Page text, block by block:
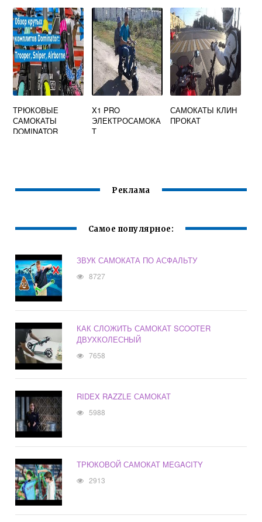
ТРЮКОВЫЕ
САМОКАТЫ
DOMINATOR
X1 PRO
ЭЛЕКТРОСАМОКА
Т
САМОКАТЫ КЛИН
ПРОКАТ
Реклама
Самое популярное:
ЗВУК САМОКАТА ПО АСФАЛЬТУ
8727
КАК СЛОЖИТЬ САМОКАТ SCOOTER
ДВУХКОЛЕСНЫЙ
7658
RIDEX RAZZLE САМОКАТ
5988
ТРЮКОВОЙ САМОКАТ MEGACITY
2913